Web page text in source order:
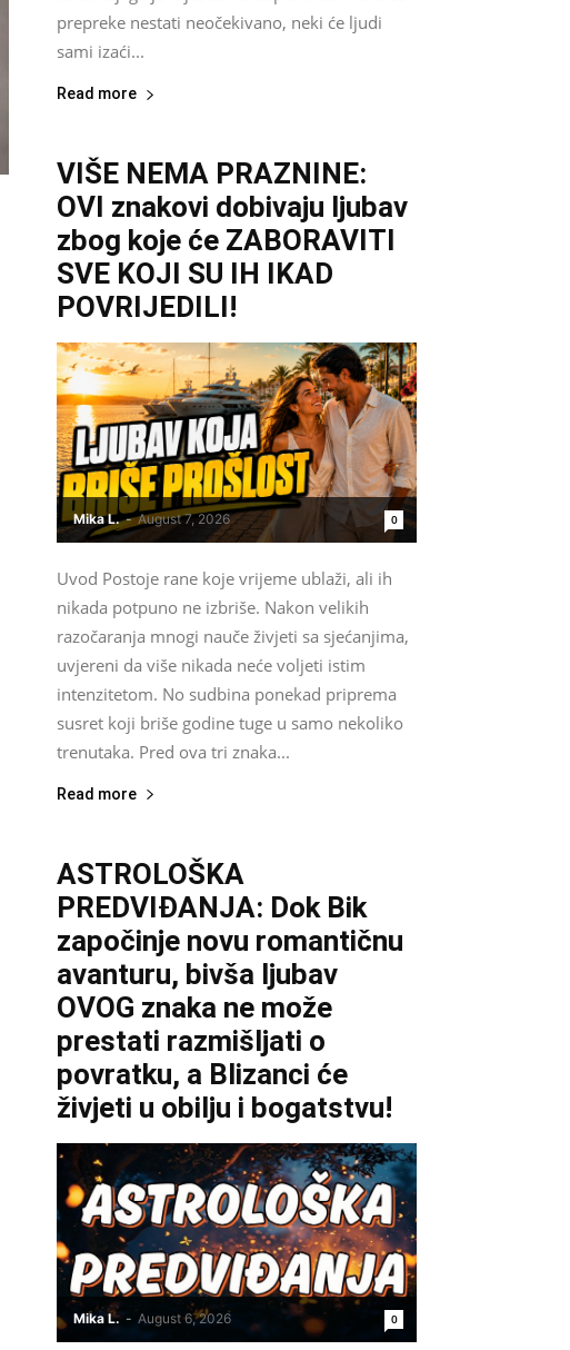
prepreke nestati neočekivano, neki će ljudi
sami izaći...
Read more
VIŠE NEMA PRAZNINE:
OVI znakovi dobivaju ljubav
zbog koje će ZABORAVITI
SVE KOJI SU IH IKAD
POVRIJEDILI!
Mika L. - August 7, 2026 0
Uvod Postoje rane koje vrijeme ublaži, ali ih
nikada potpuno ne izbriše. Nakon velikih
razočaranja mnogi nauče živjeti sa sjećanjima,
uvjereni da više nikada neće voljeti istim
intenzitetom. No sudbina ponekad priprema
susret koji briše godine tuge u samo nekoliko
trenutaka. Pred ova tri znaka...
Read more
ASTROLOŠKA
PREDVIĐANJA: Dok Bik
započinje novu romantičnu
avanturu, bivša ljubav
OVOG znaka ne može
prestati razmišljati o
povratku, a Blizanci će
živjeti u obilju i bogatstvu!
Mika L. - August 6, 2026 0